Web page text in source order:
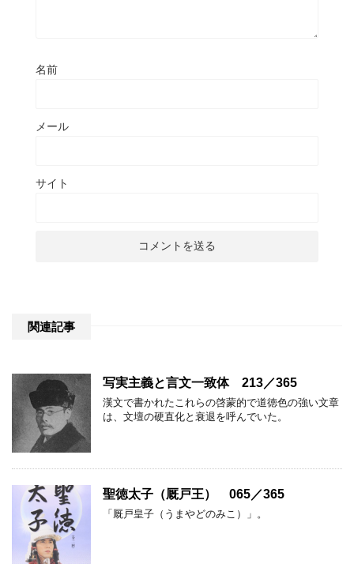
名前
メール
サイト
関連記事
写実主義と言文一致体 213／365
漢文で書かれたこれらの啓蒙的で道徳色の強い文章
は、文壇の硬直化と衰退を呼んでいた。
聖徳太子（厩戸王） 065／365
「厩戸皇子（うまやどのみこ）」。